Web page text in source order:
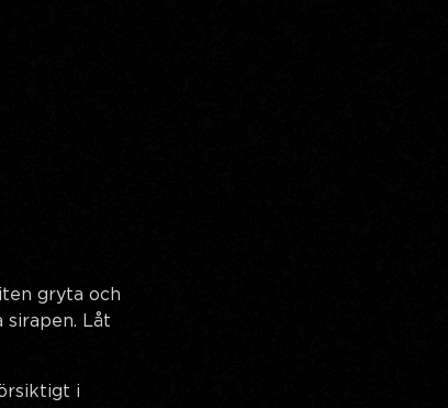
gryta och
Låt
i